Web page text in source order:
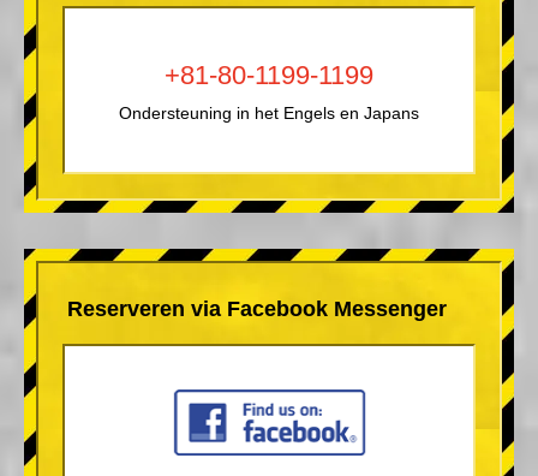
+81-80-1199-1199
Ondersteuning in het Engels en Japans
Reserveren via Facebook Messenger